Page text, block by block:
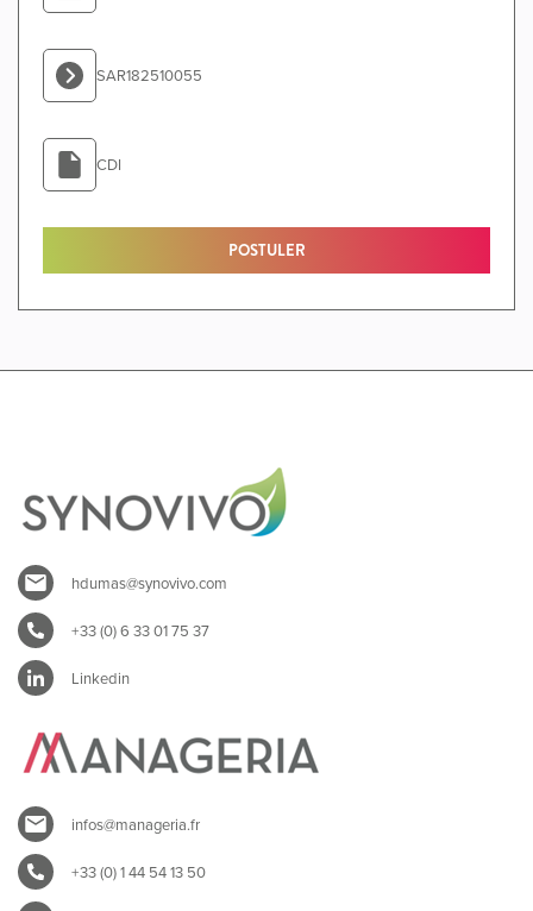
SAR182510055
CDI
POSTULER
hdumas@synovivo.com
+33 (0) 6 33 01 75 37
Linkedin
infos@manageria.fr
+33 (0) 1 44 54 13 50